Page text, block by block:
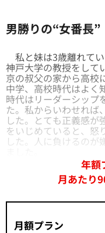
男勝りの“女番長”
私と妹は3歳離れて
神戸大学の教授をして
京の叔父の家から高校
中学、高校時代はよく
時代はリーダーシップ
た。私からいわせれば
した。とても正義感が
をいじめていると、怒
した。人に負けるのが
年額
月あたり
月額プラン